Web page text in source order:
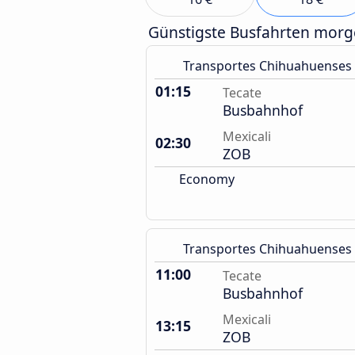
Günstigste Busfahrten
Transportes Chihuahuenses
01:15 Tecate
Busbahnhof
02:30
Mexicali
ZOB
Economy
Transportes Chihuahuenses
11:00 Tecate
Busbahnhof
13:15
Mexicali
ZOB